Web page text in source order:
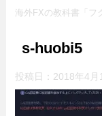
海外FXの教科書「フ
s-huobi5
投稿日： 2018年4月